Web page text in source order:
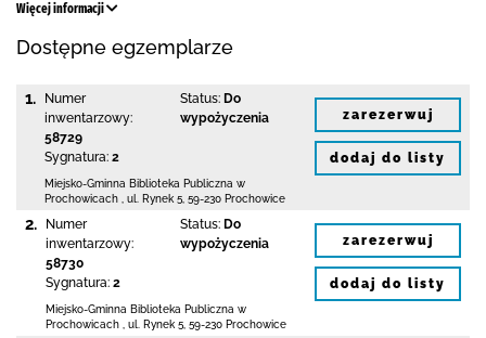
Więcej informacji
Dostępne egzemplarze
1.
Numer
inwentarzowy:
58729
Sygnatura: 2
Status: Do
wypożyczenia
Miejsko-Gminna Biblioteka Publiczna w
Prochowicach
ul. Rynek 5 59-230 Prochowice
zarezerwuj
dodaj do listy
2.
Numer
inwentarzowy:
58730
Sygnatura: 2
Status: Do
wypożyczenia
Miejsko-Gminna Biblioteka Publiczna w
Prochowicach
ul. Rynek 5 59-230 Prochowice
zarezerwuj
dodaj do listy